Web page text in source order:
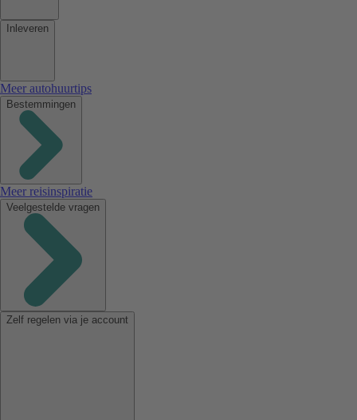
Inleveren
Meer autohuurtips
Bestemmingen
Meer reisinspiratie
Veelgestelde vragen
Zelf regelen via je account